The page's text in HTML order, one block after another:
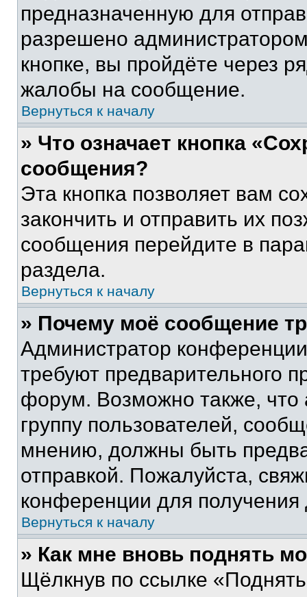
предназначенную для
разрешено
кнопке, вы пройдёте через
жалобы на сообщение.
Вернуться к началу
» Что означает кнопка
сообщения?
Эта кнопка позволяет вам
закончить и отправить их
сообщения перейдите в
раздела.
Вернуться к началу
» Почему моё сообщение
Администратор
требуют предварительного
форум. Возможно также, что
группу пользователей,
мнению, должны быть
отправкой. Пожалуйста,
конференции для
Вернуться к началу
» Как мне вновь поднять
Щёлкнув по ссылке